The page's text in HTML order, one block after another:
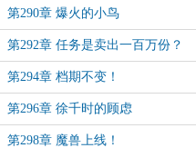
第290章 爆火的小鸟
第292章 任务是卖出一百万份？
第294章 档期不变！
第296章 徐千时的顾虑
第298章 魔兽上线！